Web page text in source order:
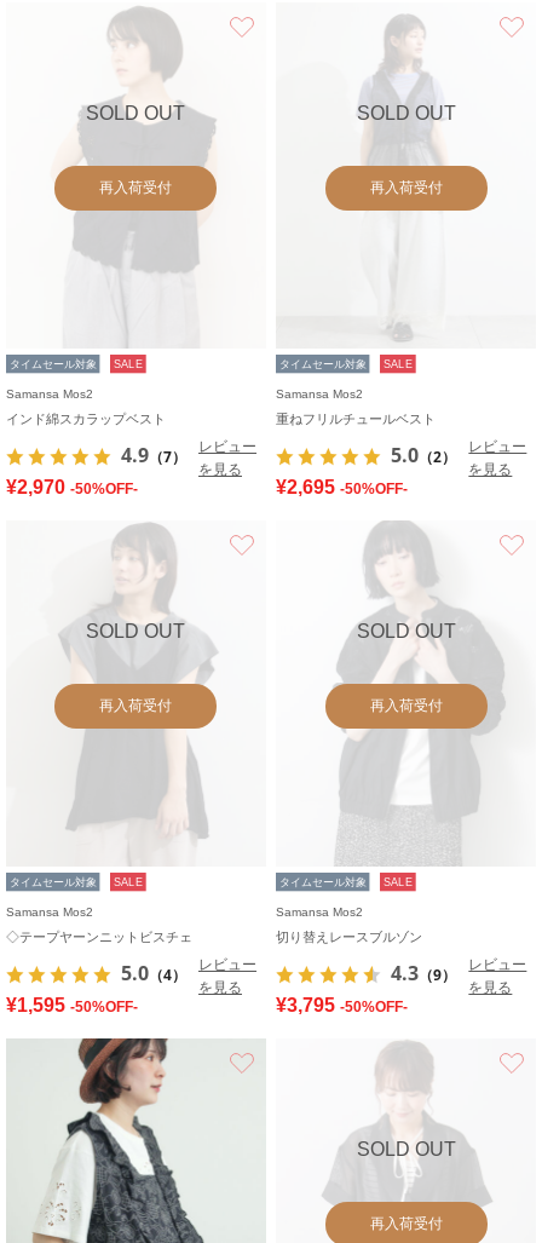
SOLD OUT
再入荷受付
タイムセール対象 SALE
Samansa Mos2
インド綿スカラップベスト
4.9 （7）
レビュー
を見る
¥2,970 -50%OFF-
SOLD OUT
再入荷受付
タイムセール対象 SALE
Samansa Mos2
重ねフリルチュールベスト
5.0 （2）
レビュー
を見る
¥2,695 -50%OFF-
SOLD OUT
再入荷受付
タイムセール対象 SALE
Samansa Mos2
◇テープヤーンニットビスチェ
5.0 （4）
レビュー
を見る
¥1,595 -50%OFF-
SOLD OUT
再入荷受付
タイムセール対象 SALE
Samansa Mos2
切り替えレースブルゾン
4.3 （9）
レビュー
を見る
¥3,795 -50%OFF-
SOLD OUT
再入荷受付